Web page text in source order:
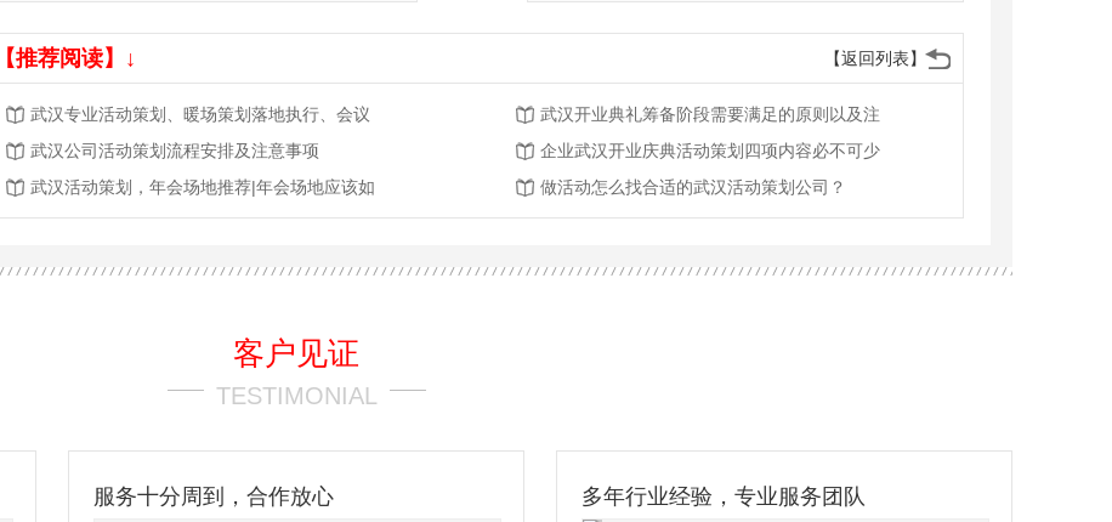
【返回列表】
【推荐阅读】↓
武汉专业活动策划、暖场策划落地执行、会议
武汉开业典礼筹备阶段需要满足的原则以及注
武汉公司活动策划流程安排及注意事项
企业武汉开业庆典活动策划四项内容必不可少
武汉活动策划，年会场地推荐|年会场地应该如
做活动怎么找合适的武汉活动策划公司？
客户见证
TESTIMONIAL
多年行业经验，专业服务团队 诚信企业，注重口碑